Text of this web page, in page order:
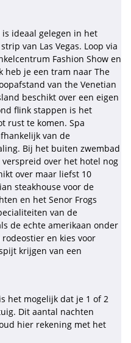
ideaal gelegen in het
van Las Vegas. Loop via
Fashion Show en
heb je een tram naar The
van the Venetian
beschikt over een eigen
flink stappen is het
rust te komen. Spa
van de
Bij het buiten zwembad
over het hotel nog
over maar liefst 10
steakhouse voor de
en het Senor Frogs
van de
de echte amerikaan onder
en kies voor
krijgen van een
het mogelijk dat je 1 of 2
Dit aantal nachten
hier rekening met het